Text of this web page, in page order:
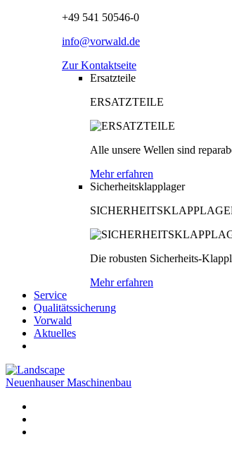
+49 541 50546-0
info@vorwald.de
Zur Kontaktseite
Ersatzteile
ERSATZTEILE
Alle unsere Wellen sind
Mehr erfahren
Sicherheitsklapplager
Die robusten Sicherheits-
Mehr erfahren
Service
Qualitätssicherung
Vorwald
Aktuelles
Neuenhauser Maschinenbau